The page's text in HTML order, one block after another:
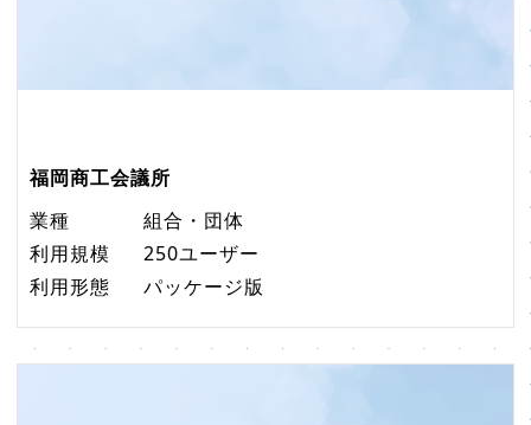
福岡商工会議所
業種
組合・団体
利用規模
250ユーザー
利用形態
パッケージ版